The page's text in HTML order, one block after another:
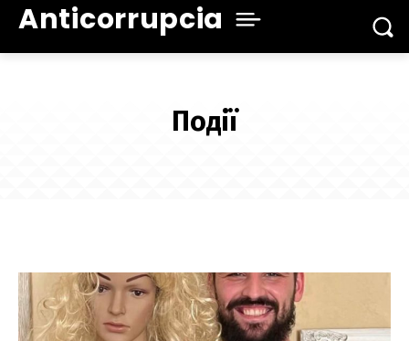
Anticorrupcia
Події